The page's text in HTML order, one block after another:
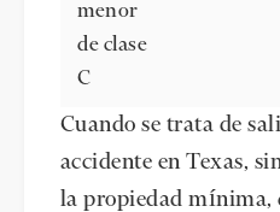
menor
de clase
C
Cuando se trata de
accidente en Texas,
la propiedad mínima,